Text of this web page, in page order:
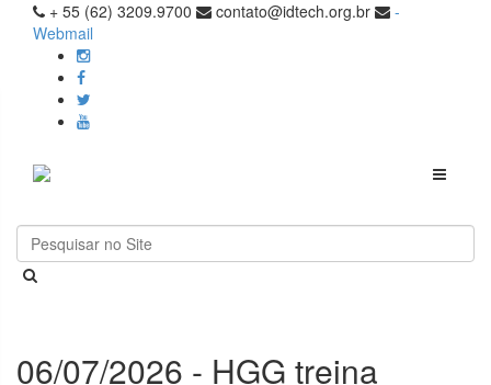
+ 55 (62) 3209.9700 contato@idtech.org.br
-
Webmail
Toggle
06/07/2026 - HGG treina